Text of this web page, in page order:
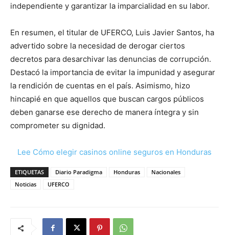
independiente y garantizar la imparcialidad en su labor.
En resumen, el titular de UFERCO, Luis Javier Santos, ha
advertido sobre la necesidad de derogar ciertos
decretos para desarchivar las denuncias de corrupción.
Destacó la importancia de evitar la impunidad y asegurar
la rendición de cuentas en el país. Asimismo, hizo
hincapié en que aquellos que buscan cargos públicos
deben ganarse ese derecho de manera íntegra y sin
comprometer su dignidad.
Lee Cómo elegir casinos online seguros en Honduras
ETIQUETAS Diario Paradigma Honduras
Nacionales
Noticias
UFERCO